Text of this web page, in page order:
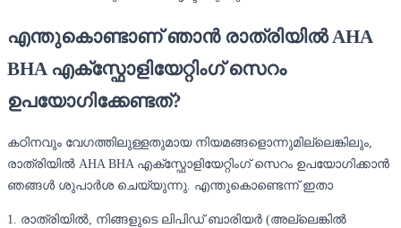
എന്തുകൊണ്ടാണ് ഞാൻ രാത്രിയിൽ AHA
BHA എക്സ്ഫോളിയേറ്റിംഗ് സെറം
ഉപയോഗിക്കേണ്ടത്?
കഠിനവും വേഗത്തിലുള്ളതുമായ നിയമങ്ങളൊന്നുമില്ലെങ്കിലും,
രാത്രിയിൽ AHA BHA എക്സ്ഫോളിയേറ്റിംഗ് സെറം ഉപയോഗിക്കാൻ
ഞങ്ങൾ ശുപാർശ ചെയ്യുന്നു. എന്തുകൊണ്ടെന്ന് ഇതാ
1. രാത്രിയിൽ, നിങ്ങളുടെ ലിപിഡ് ബാരിയർ (അല്ലെങ്കിൽ